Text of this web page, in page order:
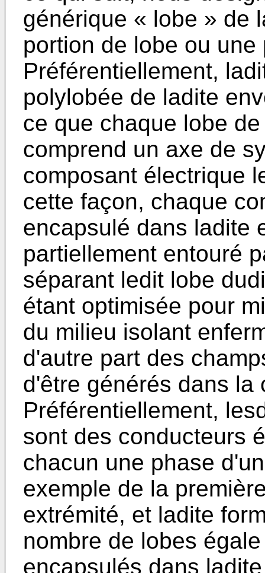
générique « lobe » de
portion de lobe ou
Préférentiellement,
polylobée de ladite
ce que chaque lobe
comprend un axe de
composant électrique
cette façon, chaque
encapsulé dans ladite
partiellement entouré
séparant ledit lobe
étant optimisée pour
du milieu isolant
d'autre part des
d'être générés dans la
Préférentiellement,
sont des conducteurs
chacun une phase
exemple de la
extrémité, et ladite
nombre de lobes
encapsulés dans